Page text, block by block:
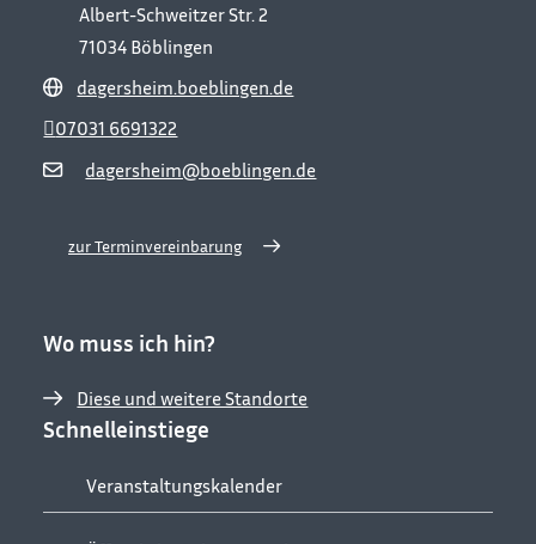
Albert-Schweitzer Str. 2
71034 Böblingen
dagersheim.boeblingen.de
dagersheim@boeblingen.de
07031 6691322
zur Terminvereinbarung
Wo muss ich hin?
Diese und weitere Standorte
Schnelleinstiege
Veranstaltungskalender